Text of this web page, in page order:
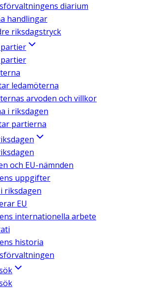
diarium
handlingar
riksdagstryck
ledamöterna
arvoden och villkor
i riksdagen
partierna
och EU-nämnden
uppgifter
riksdagen
EU
internationella arbete
historia